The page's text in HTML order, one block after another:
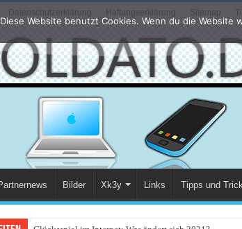
Datenschutzerklärung Haftungserklärung Sitemap
Bilder Xk3y Links Tipps und
Diese Website benutzt Cookies. Wenn du die